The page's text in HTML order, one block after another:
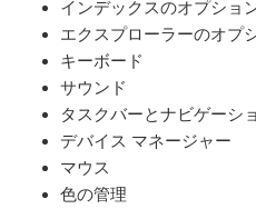
インデックスのオプショ
エクスプローラーのオプ
キーボード
サウンド
タスクバーとナビゲーシ
デバイス マネージャー
マウス
色の管理